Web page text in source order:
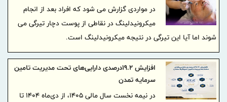
در مواردی گزارش می شود که افراد بعد از انجام
میکرونیدلینگ در نقاطی از پوست دچار تیرگی می
شوند اما آیا این تیرگی در نتیجه میکرونیدلینگ است.
افزایش 19.2درصدی دارایی‌های تحت مدیریت تامین
سرمایه تمدن
در نیمه نخست سال مالی ۱۴۰۵، از دی‌ماه ۱۴۰۴ تا